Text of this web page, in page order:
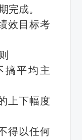
完成。
效目标考
搞平均主
上下幅度
得以任何